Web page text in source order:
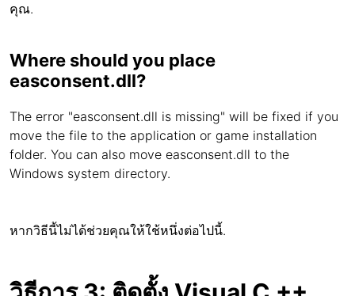
คุณ.
Where should you place
easconsent.dll?
The error "easconsent.dll is missing" will be fixed if you
move the file to the application or game installation
folder. You can also move easconsent.dll to the
Windows system directory.
หากวิธีนี้ไม่ได้ช่วยคุณให้ใช้หนึ่งต่อไปนี้.